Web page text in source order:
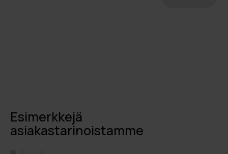
Esimerkkejä
asiakastarinoistamme